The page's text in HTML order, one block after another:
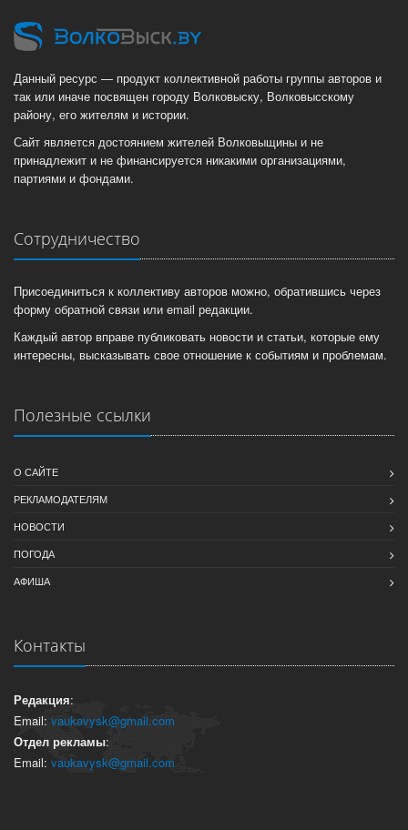
Данный ресурс — продукт коллективной работы группы авторов и
так или иначе посвящен городу Волковыску, Волковысскому
району, его жителям и истории.
Сайт является достоянием жителей Волковыщины и не
принадлежит и не финансируется никакими организациями,
партиями и фондами.
Сотрудничество
Присоединиться к коллективу авторов можно, обратившись через
форму обратной связи или email редакции.
Каждый автор вправе публиковать новости и статьи, которые ему
интересны, высказывать свое отношение к событиям и проблемам.
Полезные ссылки
О САЙТЕ
РЕКЛАМОДАТЕЛЯМ
НОВОСТИ
ПОГОДА
АФИША
Контакты
Редакция:
Email: vaukavysk@gmail.com
Отдел рекламы:
Email: vaukavysk@gmail.com